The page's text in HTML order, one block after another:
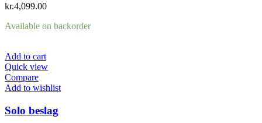
kr.4,099.00
Available on backorder
Add to cart
Quick view
Compare
Add to wishlist
Solo beslag